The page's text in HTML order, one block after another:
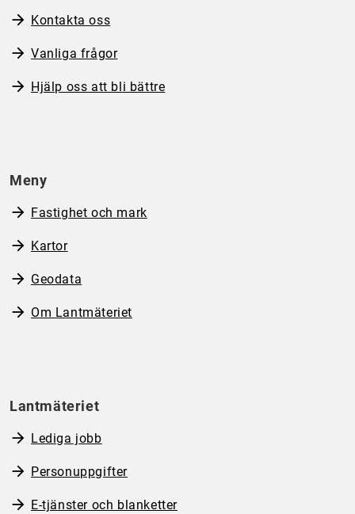
Kontakta oss
Vanliga frågor
Hjälp oss att bli bättre
Meny
Fastighet och mark
Kartor
Geodata
Om Lantmäteriet
Lantmäteriet
Lediga jobb
Personuppgifter
E-tjänster och blanketter